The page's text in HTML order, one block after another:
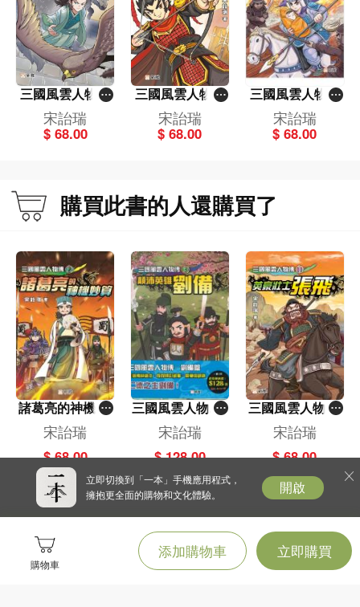
購物車
添加購物車 立即購買
三國風雲人物傳
(14)深謀智士司
馬懿
宋詒瑞
$ 68.00
三國風雲人物傳
(13)蓋世戰神呂
布
宋詒瑞
$ 68.00
三國風雲人物傳
(12)忠勇虎將趙
雲
宋詒瑞
$ 68.00
購買此書的人還購買了
諸葛亮的神機妙
算 (2)[三國風雲
人物傳]
宋詒瑞
$ 68.00
三國風雲人物傳-
劉備篇套裝（一
套2冊）[三國風
雲人物傳]
宋詒瑞
$ 128.00
三國風雲人物傳
(11)英豪壯士張
飛
宋詒瑞
$ 68.00
立即切換到「一本」手機應用程式，
擁抱更全面的購物和文化體驗。
開啟